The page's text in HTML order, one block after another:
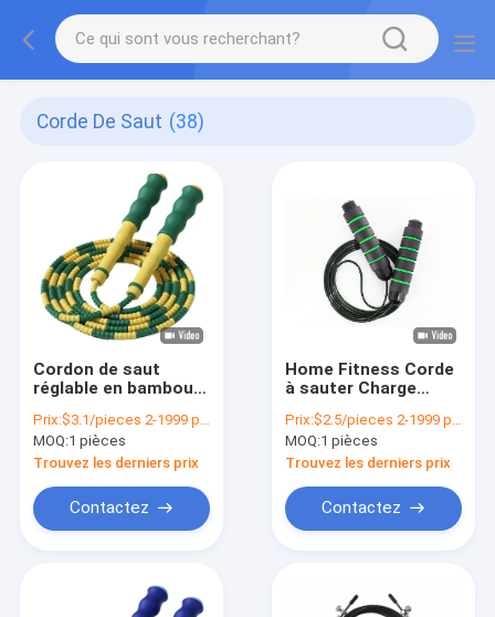
Corde De Saut (38)
Cordon de saut
réglable en bambou
enfants et les
adolescents
Prix:$3.1/pieces 2-1999 pieces
MOQ:1 pièces
Trouvez les derniers prix
Contactez
Home Fitness Corde
à sauter Charge
d'aluminium et fil
d'acier Corde à
sauter
Prix:$2.5/pieces 2-1999 pieces
MOQ:1 pièces
Trouvez les derniers prix
Contactez